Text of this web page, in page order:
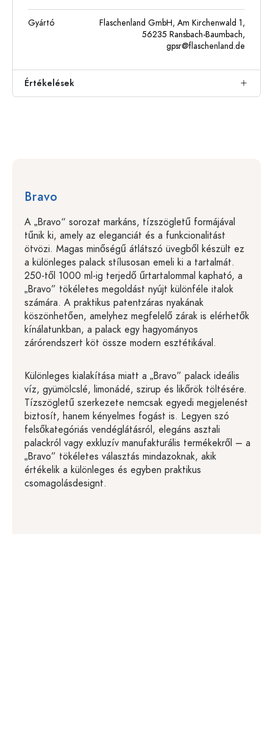
Gyártó
Flaschenland GmbH, Am Kirchenwald 1,
56235 Ransbach-Baumbach,
gpsr@flaschenland.de
Értékelések
Bravo
A „Bravo“ sorozat markáns, tízszögletű formájával
tűnik ki, amely az eleganciát és a funkcionalitást
ötvözi. Magas minőségű átlátszó üvegből készült ez
a különleges palack stílusosan emeli ki a tartalmát.
250-től 1000 ml-ig terjedő űrtartalommal kapható, a
„Bravo” tökéletes megoldást nyújt különféle italok
számára. A praktikus patentzáras nyakának
köszönhetően, amelyhez megfelelő zárak is elérhetők
kínálatunkban, a palack egy hagyományos
zárórendszert köt össze modern esztétikával.
Különleges kialakítása miatt a „Bravo” palack ideális
víz, gyümölcslé, limonádé, szirup és likőrök töltésére.
Tízszögletű szerkezete nemcsak egyedi megjelenést
biztosít, hanem kényelmes fogást is. Legyen szó
felsőkategóriás vendéglátásról, elegáns asztali
palackról vagy exkluzív manufakturális termékekről – a
„Bravo” tökéletes választás mindazoknak, akik
értékelik a különleges és egyben praktikus
csomagolásdesignt.